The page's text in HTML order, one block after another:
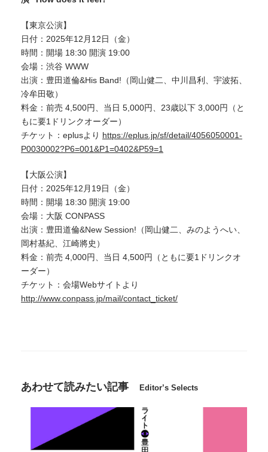
【東京公演】
日付：2025年12月12日（金）
時間：開場 18:30 開演 19:00
会場：渋谷 WWW
出演：豊田道倫&His Band!（岡山健二、中川昌利、宇波拓、
冷牟田敬）
料金：前売 4,500円、当日 5,000円、23歳以下 3,000円（と
もに要1ドリンクオーダー）
チケット：eplusより https://eplus.jp/sf/detail/4056050001-
P0030002?P6=001&P1=0402&P59=1
【大阪公演】
日付：2025年12月19日（金）
時間：開場 18:30 開演 19:00
会場：大阪 CONPASS
出演：豊田道倫&New Session!（岡山健二、みのようへい、
岡村基紀、江崎將史）
料金：前売 4,000円、当日 4,500円（ともに要1ドリンクオ
ーダー）
チケット：会場Webサイトより
http://www.conpass.jp/mail/contact_ticket/
あわせて読みたい記事 Editor’s Selects